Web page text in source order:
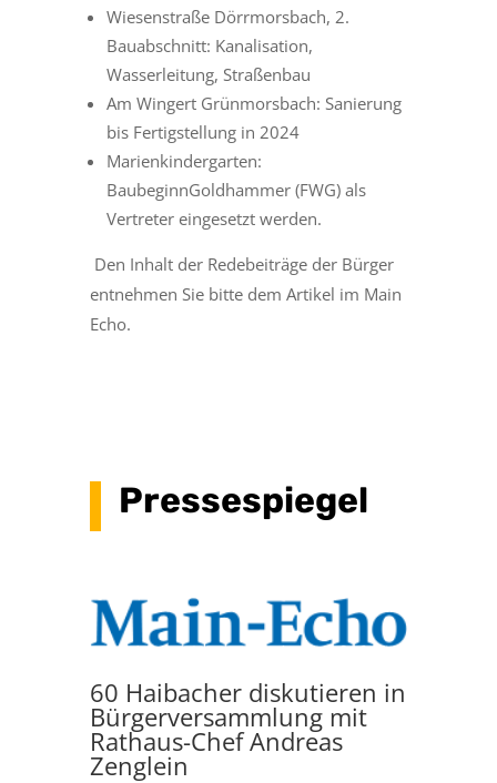
Wiesenstraße Dörrmorsbach, 2.
Bauabschnitt: Kanalisation,
Wasserleitung, Straßenbau
Am Wingert Grünmorsbach: Sanierung
bis Fertigstellung in 2024
Marienkindergarten:
BaubeginnGoldhammer (FWG) als
Vertreter eingesetzt werden.
Den Inhalt der Redebeiträge der Bürger
entnehmen Sie bitte dem Artikel im Main
Echo.
Pressespiegel
60 Haibacher diskutieren in
Bürgerversammlung mit
Rathaus-Chef Andreas
Zenglein